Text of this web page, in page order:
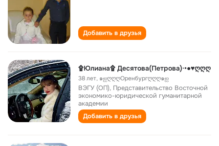
Добавить в друзья
۩Юлиана۩ Десятова(Петрова)·•●♥ღღღ
38 лет, ๑ஐღღღОренбургღღღ๑ஐ
ВЭГУ (ОП), Представительство Восточной
экономико-юридической гуманитарной
академии
Добавить в друзья